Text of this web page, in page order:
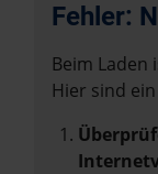
Fehler:
Beim Laden
Hier sind